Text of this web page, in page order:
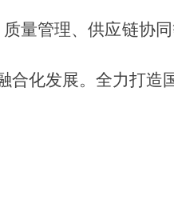
量管理、供应链协
合化发展。全力打